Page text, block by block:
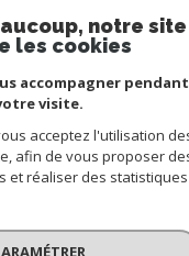
DE LA MAIRIE
Henri
13 13
notre site
les cookies
accompagner pendant
visite.
acceptez l'utilisation
afin de vous proposer
et réaliser des statistiques